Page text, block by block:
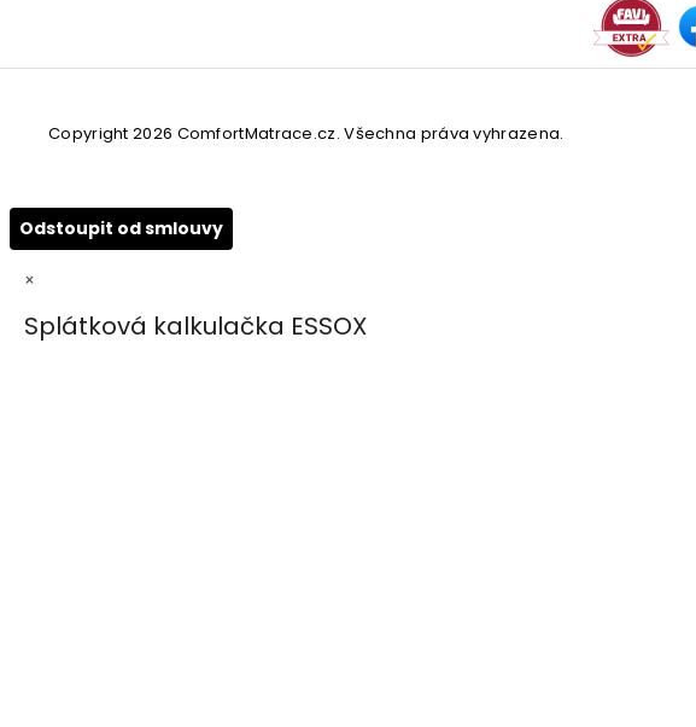
Copyright 2026 ComfortMatrace.cz. Všechna práva vyhrazena.
Odstoupit od smlouvy
×
Splátková kalkulačka ESSOX